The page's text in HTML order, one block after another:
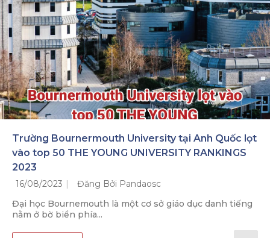
Trường Bournermouth University tại Anh Quốc lọt
vào top 50 THE YOUNG UNIVERSITY RANKINGS
2023
16/08/2023
Đăng Bởi Pandaosc
Đại học Bournemouth là một cơ sở giáo dục danh tiếng
nằm ở bờ biển phía...